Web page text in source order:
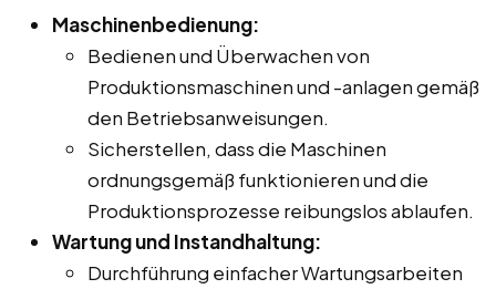
Maschinenbedienung:
Bedienen und Überwachen von
Produktionsmaschinen und -anlagen gemäß
den Betriebsanweisungen.
Sicherstellen, dass die Maschinen
ordnungsgemäß funktionieren und die
Produktionsprozesse reibungslos ablaufen.
Wartung und Instandhaltung:
Durchführung einfacher Wartungsarbeiten